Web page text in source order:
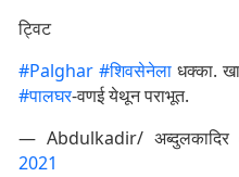
ट्विट
#Palghar #शिवसेनेला धक्का.
#पालघर-वणई येथून पराभूत.
— Abdulkadir/ अब्दुलकादिर
2021